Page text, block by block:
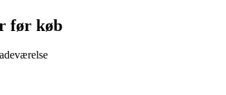
før køb